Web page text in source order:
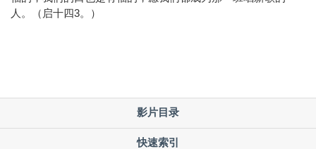
人。（启十四3。）
影片目录
快速索引